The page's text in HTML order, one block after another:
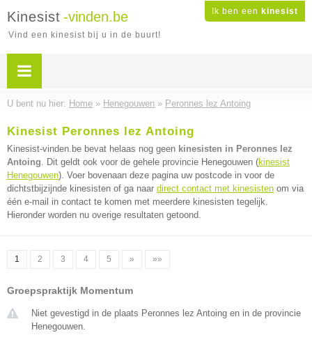
Ik ben een kinesist
Kinesist -vinden.be
Vind een kinesist bij u in de buurt!
U bent nu hier: Home » Henegouwen » Peronnes lez Antoing
Kinesist Peronnes lez Antoing
Kinesist-vinden.be bevat helaas nog geen kinesisten in Peronnes lez
Antoing. Dit geldt ook voor de gehele provincie Henegouwen (kinesist
Henegouwen). Voer bovenaan deze pagina uw postcode in voor de
dichtstbijzijnde kinesisten of ga naar direct contact met kinesisten om via
één e-mail in contact te komen met meerdere kinesisten tegelijk.
Hieronder worden nu overige resultaten getoond.
1 2 3 4 5 » »»
Groepspraktijk Momentum
Niet gevestigd in de plaats Peronnes lez Antoing en in de provincie
Henegouwen.